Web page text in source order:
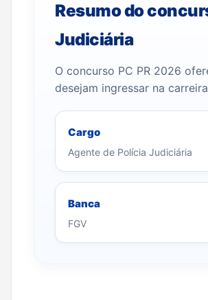
Resumo do
Judiciária
O concurso PC PR 2026
desejam ingressar na
Cargo
Agente de Polícia Judiciária
Banca
FGV